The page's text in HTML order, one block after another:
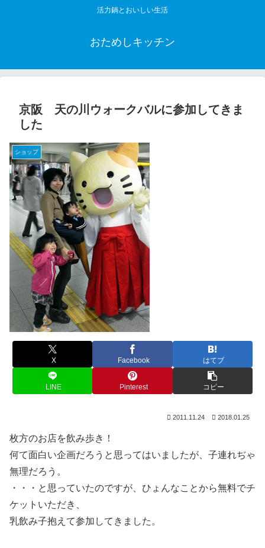
活力鍋とおいしい生活
おためしキッチン
京阪 天の川ウォークバルに参加してきま
した
ショップ
X Facebook はてブ
LINE Pinterest コピー
2011.11.24 2018.01.25
枚方のお店を飲み歩き！
何て面白い企画だろうと思ってはいましたが、子連れぢゃ
無理だろう。
・・・と思っていたのですが、ひょんなことから無料でチ
ケットいただき、
乳飲み子抱えて参加してきました。